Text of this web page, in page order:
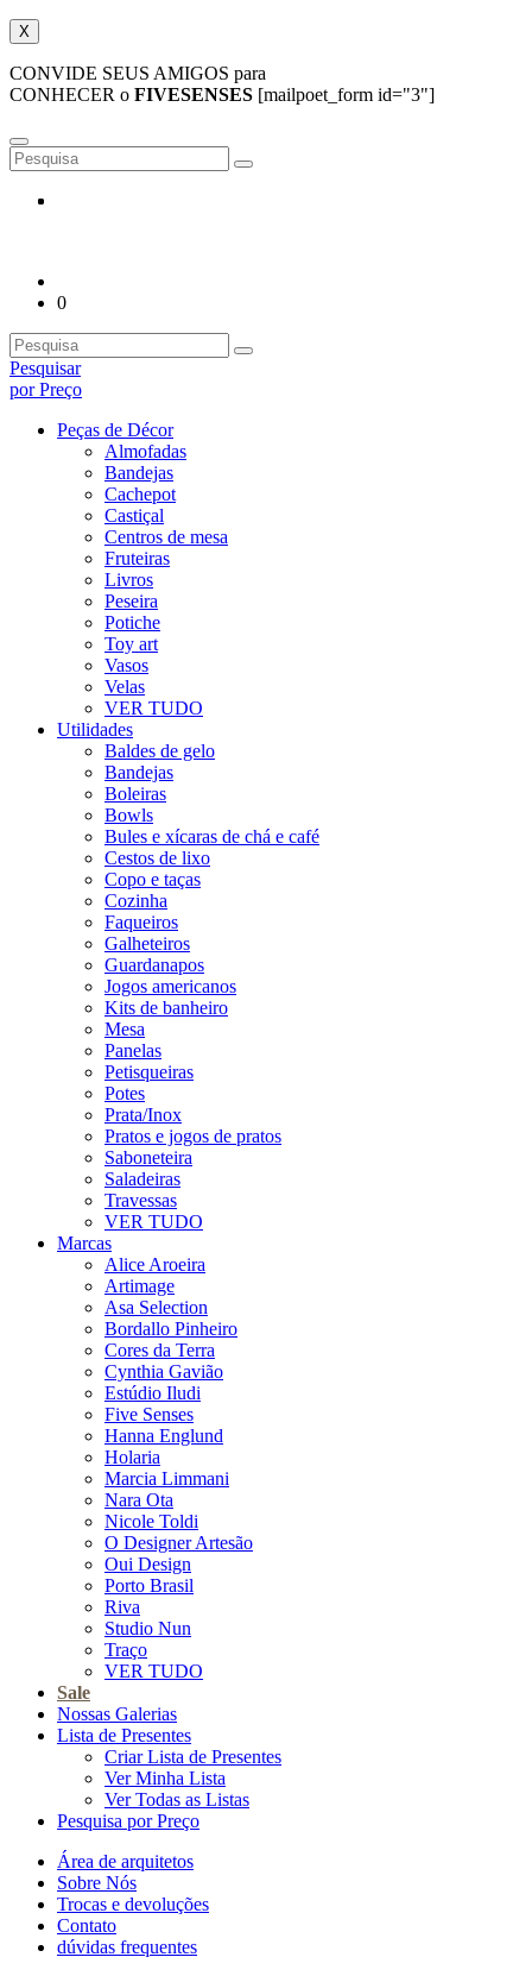
X
CONVIDE SEUS AMIGOS para
CONHECER o FIVESENSES [mailpoet_form id="3"]
0
Pesquisar
por Preço
Peças de Décor
Almofadas
Bandejas
Cachepot
Castiçal
Centros de mesa
Fruteiras
Livros
Peseira
Potiche
Toy art
Vasos
Velas
VER TUDO
Utilidades
Baldes de gelo
Bandejas
Boleiras
Bowls
Bules e xícaras de chá e café
Cestos de lixo
Copo e taças
Cozinha
Faqueiros
Galheteiros
Guardanapos
Jogos americanos
Kits de banheiro
Mesa
Panelas
Petisqueiras
Potes
Prata/Inox
Pratos e jogos de pratos
Saboneteira
Saladeiras
Travessas
VER TUDO
Marcas
Alice Aroeira
Artimage
Asa Selection
Bordallo Pinheiro
Cores da Terra
Cynthia Gavião
Estúdio Iludi
Five Senses
Hanna Englund
Holaria
Marcia Limmani
Nara Ota
Nicole Toldi
O Designer Artesão
Oui Design
Porto Brasil
Riva
Studio Nun
Traço
VER TUDO
Sale
Nossas Galerias
Lista de Presentes
Criar Lista de Presentes
Ver Minha Lista
Ver Todas as Listas
Pesquisa por Preço
Área de arquitetos
Sobre Nós
Trocas e devoluções
Contato
dúvidas frequentes